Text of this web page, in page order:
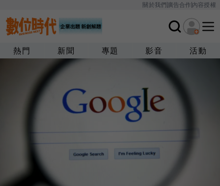
關於我們廣告合作內容授權
熱門 新聞 專題 影音 活動